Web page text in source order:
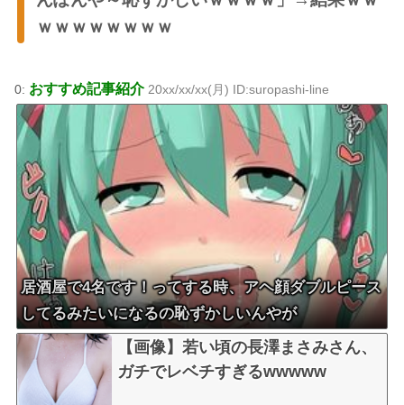
ｗｗｗｗｗｗｗｗ
0: おすすめ記事紹介20xx/xx/xx(月) ID:suropashi-line
居酒屋で4名です！ってする時、アヘ顔ダブルピース
してるみたいになるの恥ずかしいんやが
【画像】若い頃の長澤まさみさん、
ガチでレベチすぎるwwwww